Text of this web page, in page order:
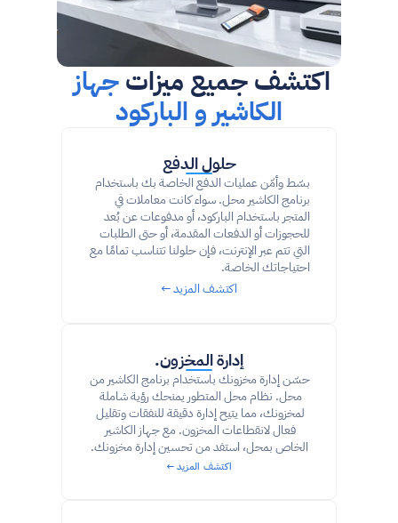
اكتشف جميع ميزات
الكاشير و الباركود
حلول الدفع
احتياجاتك الخاصة.
اكتشف المزيد ←
إدارة المخزون.
الخاص بمحل، استفد من تحسين إدارة مخزونك.
اكتشف المزيد ←